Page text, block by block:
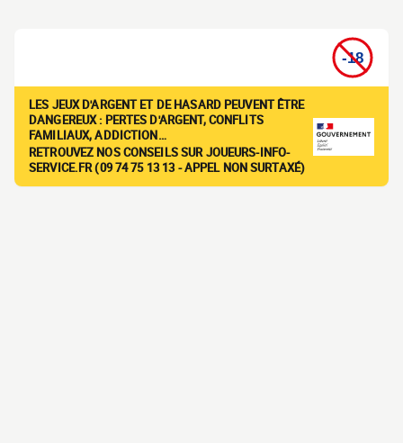
LES JEUX D'ARGENT ET DE HASARD PEUVENT ÊTRE
DANGEREUX : PERTES D'ARGENT, CONFLITS
FAMILIAUX, ADDICTION…
RETROUVEZ NOS CONSEILS SUR JOUEURS-INFO-
SERVICE.FR (09 74 75 13 13 - APPEL NON SURTAXÉ)